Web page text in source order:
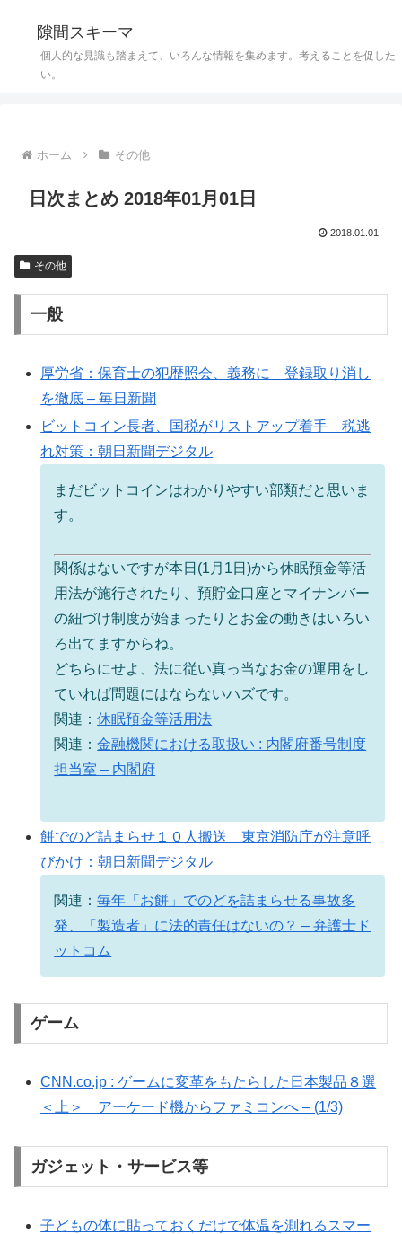
隙間スキーマ
個人的な見識も踏まえて、いろんな情報を集めます。考えることを促した
い。
ホーム その他
日次まとめ 2018年01月01日
2018.01.01
その他
一般
厚労省：保育士の犯歴照会、義務に 登録取り消し
を徹底 – 毎日新聞
ビットコイン長者、国税がリストアップ着手 税逃
れ対策：朝日新聞デジタル
まだビットコインはわかりやすい部類だと思いま
す。
関係はないですが本日(1月1日)から休眠預金等活
用法が施行されたり、預貯金口座とマイナンバー
の紐づけ制度が始まったりとお金の動きはいろい
ろ出てますからね。
どちらにせよ、法に従い真っ当なお金の運用をし
ていれば問題にはならないハズです。
関連：休眠預金等活用法
関連：金融機関における取扱い : 内閣府番号制度
担当室 – 内閣府
餅でのど詰まらせ１０人搬送 東京消防庁が注意呼
びかけ：朝日新聞デジタル
関連：毎年「お餅」でのどを詰まらせる事故多
発、「製造者」に法的責任はないの？ – 弁護士ド
ットコム
ゲーム
CNN.co.jp : ゲームに変革をもたらした日本製品８選
＜上＞ アーケード機からファミコンへ – (1/3)
ガジェット・サービス等
子どもの体に貼っておくだけで体温を測れるスマー